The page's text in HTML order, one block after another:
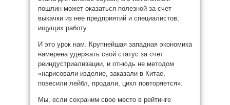
пошлин может оказаться полезной за счет
выкачки из нее предприятий и специалистов,
ищущих работу.
И это урок нам. Крупнейшая западная экономика
намерена удержать свой статус за счет
реиндустриализации, и отнюдь не методом
«нарисовали изделие, заказали в Китае,
повесили лейбл, продали, цикл повторяется».
Мы, если сохраним свое место в рейтинге